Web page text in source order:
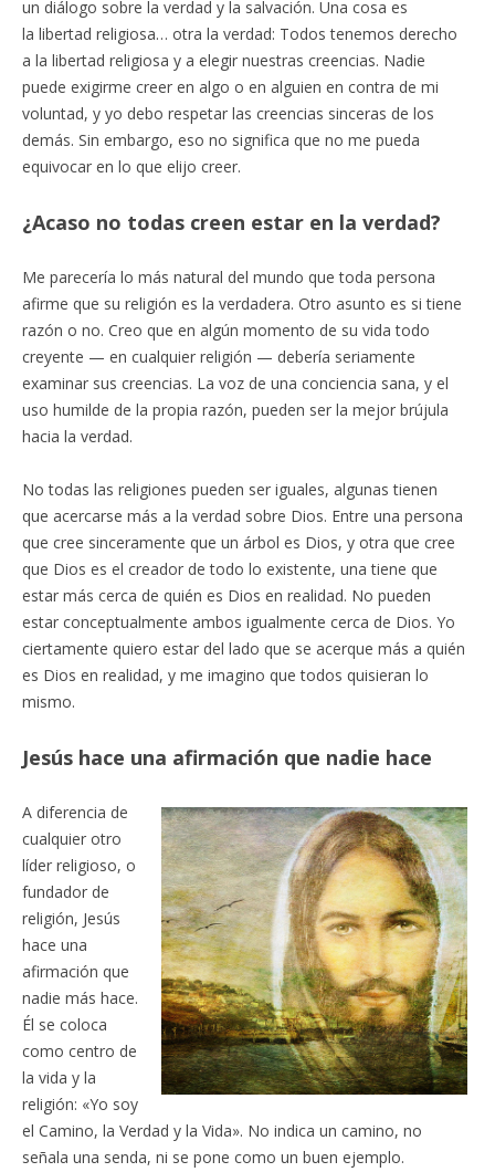
un diálogo sobre la verdad y la salvación. Una cosa es
la libertad religiosa… otra la verdad: Todos tenemos derecho
a la libertad religiosa y a elegir nuestras creencias. Nadie
puede exigirme creer en algo o en alguien en contra de mi
voluntad, y yo debo respetar las creencias sinceras de los
demás. Sin embargo, eso no significa que no me pueda
equivocar en lo que elijo creer.
¿Acaso no todas creen estar en la verdad?
Me parecería lo más natural del mundo que toda persona
afirme que su religión es la verdadera. Otro asunto es si tiene
razón o no. Creo que en algún momento de su vida todo
creyente — en cualquier religión — debería seriamente
examinar sus creencias. La voz de una conciencia sana, y el
uso humilde de la propia razón, pueden ser la mejor brújula
hacia la verdad.
No todas las religiones pueden ser iguales, algunas tienen
que acercarse más a la verdad sobre Dios. Entre una persona
que cree sinceramente que un árbol es Dios, y otra que cree
que Dios es el creador de todo lo existente, una tiene que
estar más cerca de quién es Dios en realidad. No pueden
estar conceptualmente ambos igualmente cerca de Dios. Yo
ciertamente quiero estar del lado que se acerque más a quién
es Dios en realidad, y me imagino que todos quisieran lo
mismo.
Jesús hace una afirmación que nadie hace
A diferencia de
cualquier otro
líder religioso, o
fundador de
religión, Jesús
hace una
afirmación que
nadie más hace.
Él se coloca
como centro de
la vida y la
religión: «Yo soy
el Camino, la Verdad y la Vida». No indica un camino, no
señala una senda, ni se pone como un buen ejemplo.